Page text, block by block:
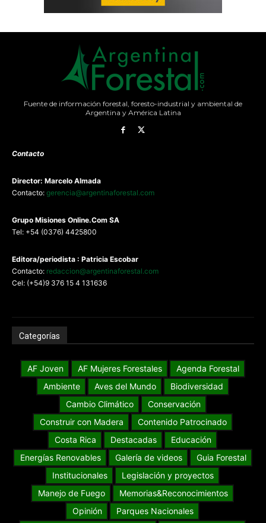
Fuente de información forestal, foresto-industrial y ambiental de
Argentina y América Latina
Contacto
Director: Marcelo Almada
Contacto: gerencia@argentinaforestal.com
Grupo Misiones Online.Com SA
Tel: +54 (0376) 4425800
Editora/periodista : Patricia Escobar
Contacto: redaccion@argentinaforestal.com
Cel: (+54)9 376 15 4 131636
Categorías
AF Joven AF Mujeres Forestales
Agenda Forestal
Ambiente
Aves del Mundo
Biodiversidad
Cambio Climático
Conservación
Construir con Madera
Contenido Patrocinado
Costa Rica
Destacadas
Educación
Energías Renovables
Galería de videos
Guia Forestal
Institucionales
Legislación y proyectos
Manejo de Fuego
Memorias&Reconocimientos
Opinión
Parques Nacionales